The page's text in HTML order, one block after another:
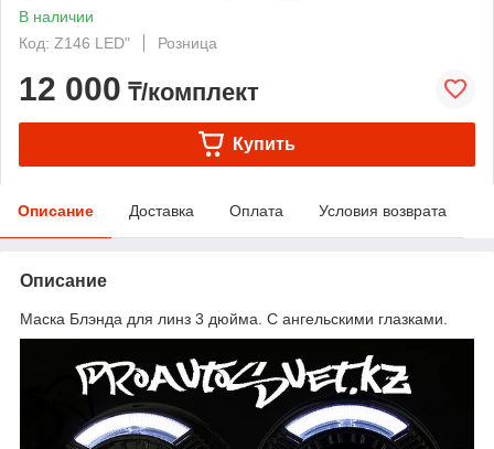
В наличии
Код: Z146 LED"
Розница
12 000 ₸/комплект
Купить
Описание Доставка Оплата Условия возврата
Описание
Маска Блэнда для линз 3 дюйма. С ангельскими глазками.